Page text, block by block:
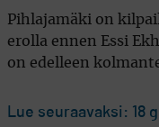
Pihlajamäki on
erolla ennen Essi
on edelleen
Lue seuraavaksi: